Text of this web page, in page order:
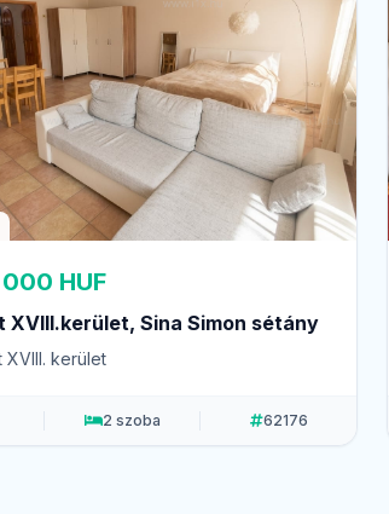
HUF
XVIII.kerület, Sina Simon sétány
XVIII. kerület
2 szoba 62176